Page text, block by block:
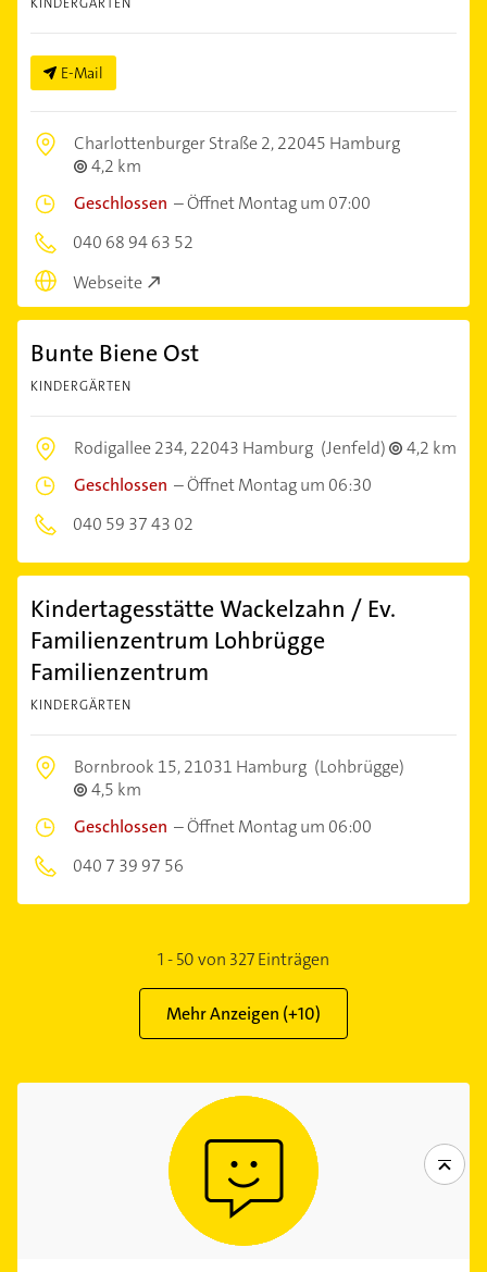
KINDERGÄRTEN
E-Mail
Charlottenburger Straße 2,22045 Hamburg
4,2 km
Geschlossen –Öffnet Montag um 07:00
040 68 94 63 52
Webseite
Bunte Biene Ost
KINDERGÄRTEN
Rodigallee 234,22043 Hamburg (Jenfeld)
4,2 km
Geschlossen –Öffnet Montag um 06:30
040 59 37 43 02
Kindertagesstätte Wackelzahn / Ev.
Familienzentrum Lohbrügge
Familienzentrum
KINDERGÄRTEN
Bornbrook 15,21031 Hamburg (Lohbrügge)
4,5 km
Geschlossen –Öffnet Montag um 06:00
040 7 39 97 56
1-50von 327Einträgen
Mehr Anzeigen (+10)